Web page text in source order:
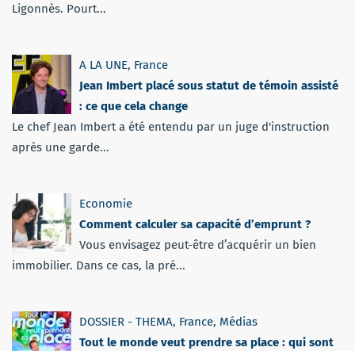
Ligonnès. Pourt...
A LA UNE, France
Jean Imbert placé sous statut de témoin assisté
: ce que cela change
Le chef Jean Imbert a été entendu par un juge d'instruction
après une garde...
Economie
Comment calculer sa capacité d’emprunt ?
Vous envisagez peut-être d’acquérir un bien
immobilier. Dans ce cas, la pré...
DOSSIER - THEMA, France, Médias
Tout le monde veut prendre sa place : qui sont